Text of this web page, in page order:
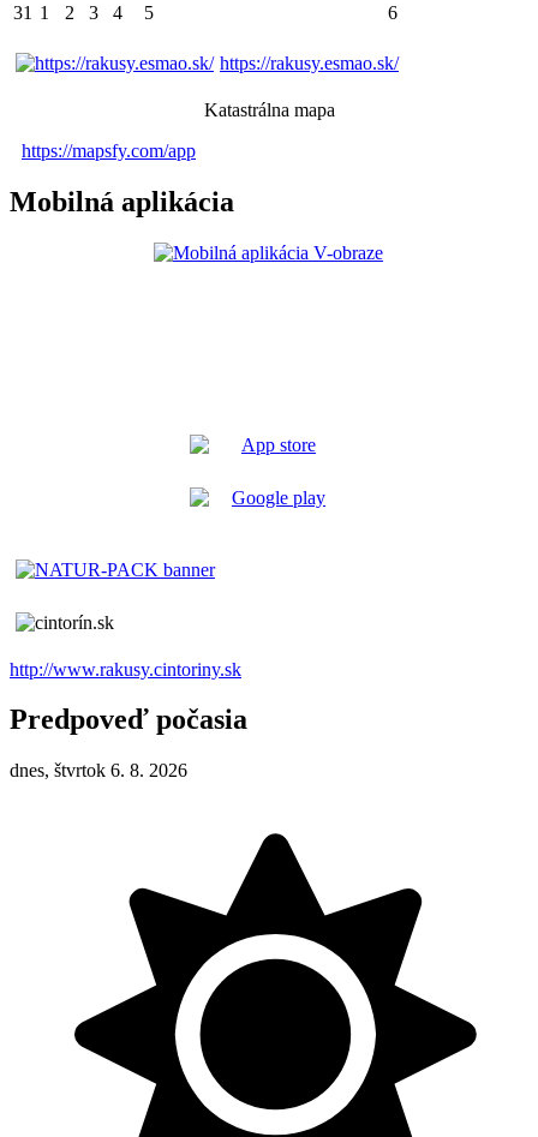
31 1 2 3 4 5 6
https://rakusy.esmao.sk/
Katastrálna mapa
https://mapsfy.com/app
Mobilná aplikácia
http://www.rakusy.cintoriny.sk
Predpoveď počasia
dnes, štvrtok 6. 8. 2026